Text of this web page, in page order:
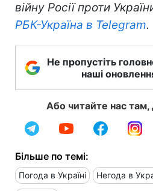
війну Росії проти
РБК-Україна в Telegram.
Не пропустіть
наші
Або читайте нас там,
Більше по темі:
Погода в Україні Негода в